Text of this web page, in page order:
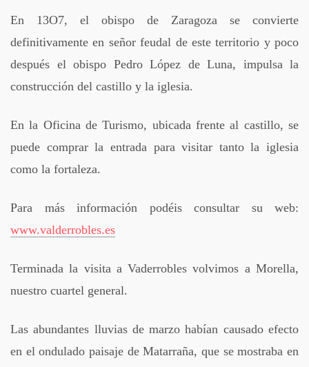
En 13O7, el obispo de Zaragoza se convierte
definitivamente en señor feudal de este territorio y poco
después el obispo Pedro López de Luna, impulsa la
construcción del castillo y la iglesia.
En la Oficina de Turismo, ubicada frente al castillo, se
puede comprar la entrada para visitar tanto la iglesia
como la fortaleza.
Para más información podéis consultar su web:
www.valderrobles.es
Terminada la visita a Vaderrobles volvimos a Morella,
nuestro cuartel general.
Las abundantes lluvias de marzo habían causado efecto
en el ondulado paisaje de Matarraña, que se mostraba en